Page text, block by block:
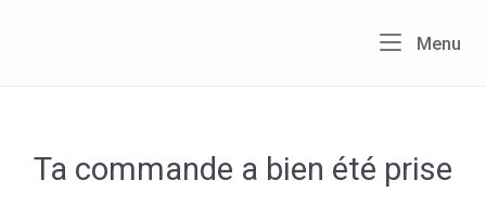
Menu
Ta commande a bien été prise